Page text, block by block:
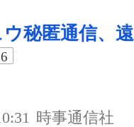
ウ秘匿通信、
時事通信社